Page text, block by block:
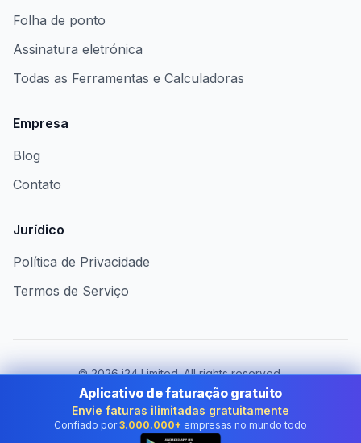
Folha de ponto
Assinatura eletrónica
Todas as Ferramentas e Calculadoras
Empresa
Blog
Contato
Jurídico
Política de Privacidade
Termos de Serviço
©2026i24 Limited. All rights reserved.
Atendendo empresas no Brazil
Mudar de país:
Brazil
Aplicativo de faturação gratuito
Envie faturas ilimitadas gratuitamente
Confiado por 3.000.000+ empresas no mundo todo